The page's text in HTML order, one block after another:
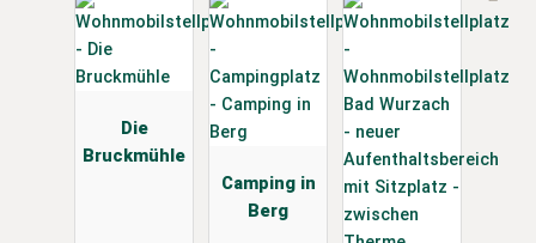
Die
Bruckmühle
Camping in
Berg